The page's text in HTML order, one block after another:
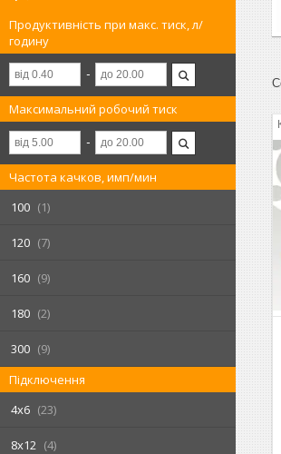
Продуктивність при макс. тиск, л/
годину
Максимальний робочий тиск
Частота качков, имп/мин
100
1
120 7
160 9
180 2
300
9
Підключення
4х6
23
8х12
4